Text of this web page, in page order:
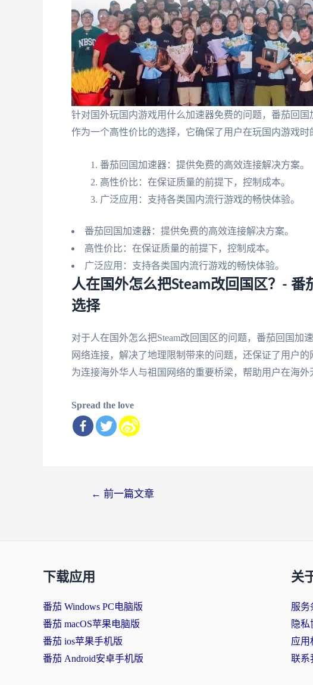
针对国外玩国内游戏用什么加速器免费的问题，番茄回
作为一个高性价比的选择，它确保了用户在玩国内游戏时
番茄回国加速器：提供免费的高效连接解决方案。
高性价比：在保证质量的前提下，控制成本。
广泛应用：支持各类国内流行游戏的畅快体验。
番茄回国加速器：提供免费的高效连接解决方案。
高性价比：在保证质量的前提下，控制成本。
广泛应用：支持各类国内流行游戏的畅快体验。
人在国外怎么把Steam改回国区？-
选择
对于人在国外怎么把Steam改回国区的问题，番茄回国加
网络连接，解决了地理限制带来的问题，还保证了用户
为连接海外华人与祖国网络的重要桥梁，帮助用户在海外
Spread the love
← 前一篇文章
下载应用
番茄 Windows PC电脑版
番茄 macOS苹果电脑版
番茄 ios苹果手机版
番茄 Android安卓手机版
关
服务
隐私
应用
联系